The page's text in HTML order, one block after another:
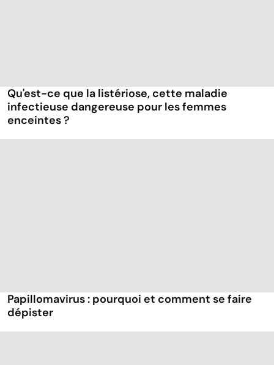
Qu'est-ce que la listériose, cette maladie
infectieuse dangereuse pour les femmes
enceintes ?
Papillomavirus : pourquoi et comment se faire
dépister